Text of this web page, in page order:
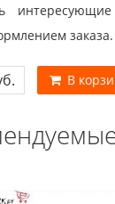
заказа.
В